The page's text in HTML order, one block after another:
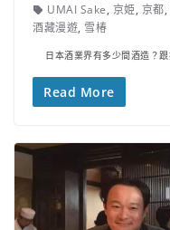
UMAI Sake, 京姫, 京都,
酒藏漫遊, 雪椿
日本酒業界有多少間酒造？跟
Read More